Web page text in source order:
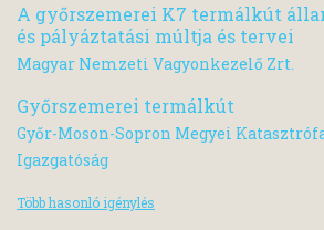
A győrszemerei K7 termálkút
és pályáztatási múltja és tervei
Magyar Nemzeti Vagyonkezelő Zrt.
Győrszemerei termálkút
Győr-Moson-Sopron Megyei
Igazgatóság
Több hasonló igénylés